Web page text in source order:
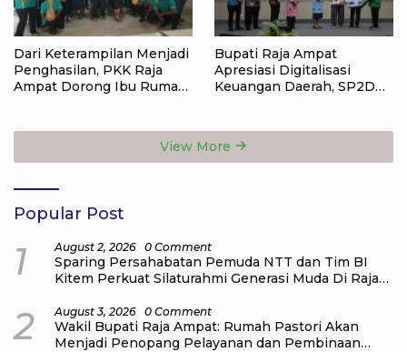
Dari Keterampilan Menjadi
Penghasilan, PKK Raja
Ampat Dorong Ibu Rumah
Bupati Raja Ampat
Apresiasi Digitalisasi
Keuangan Daerah, SP2D
View More
Popular Post
1 August 2, 2026 0 Comment
Sparing Persahabatan Pemuda NTT dan Tim BI
Kitem Perkuat Silaturahmi Generasi Muda Di Raja
2 August 3, 2026 0 Comment
Wakil Bupati Raja Ampat: Rumah Pastori Akan
Menjadi Penopang Pelayanan dan Pembinaan